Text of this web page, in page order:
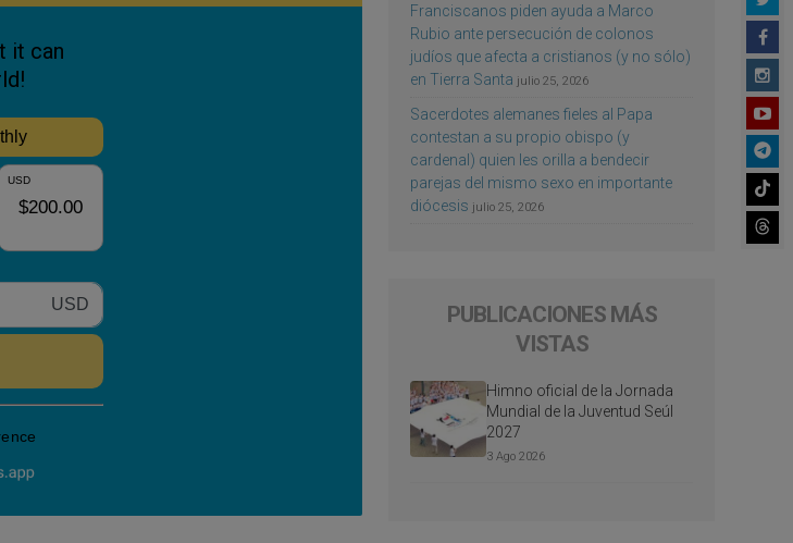
Franciscanos piden ayuda a Marco
Rubio ante persecución de colonos
judíos que afecta a cristianos (y no sólo)
en Tierra Santa julio 25, 2026
Sacerdotes alemanes fieles al Papa
contestan a su propio obispo (y
cardenal) quien les orilla a bendecir
parejas del mismo sexo en importante
diócesis julio 25, 2026
PUBLICACIONES MÁS
VISTAS
Himno oficial de la Jornada
Mundial de la Juventud Seúl
2027
3 Ago 2026